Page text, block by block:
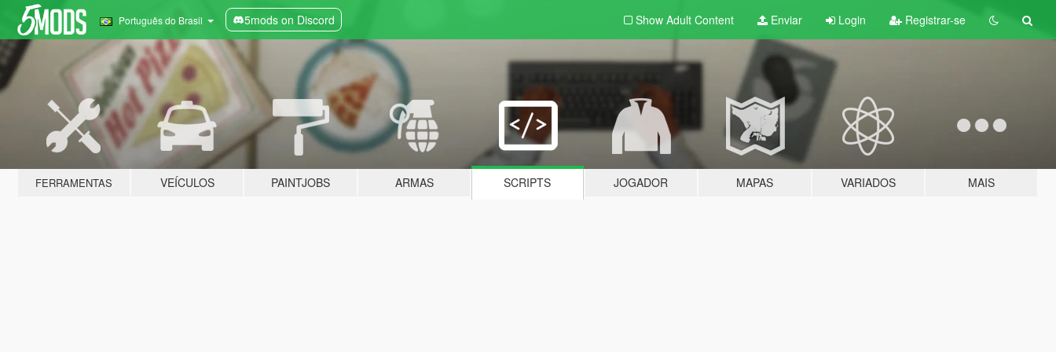
Português do Brasil 5mods on Discord Show Adult Content Enviar Login Registrar-se
FERRAMENTAS VEÍCULOS PAINTJOBS ARMAS SCRIPTS JOGADOR MAPAS VARIADOS MAIS